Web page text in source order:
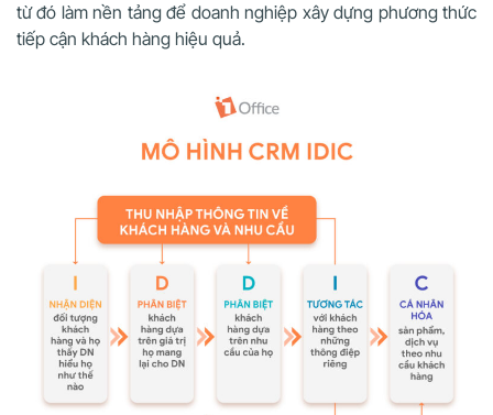
từ đó làm nền tảng để doanh nghiệp xây dựng phương thức
tiếp cận khách hàng hiệu quả.